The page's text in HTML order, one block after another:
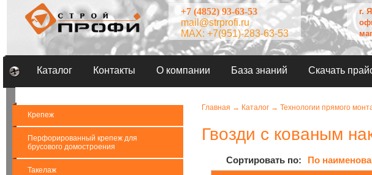
+7 (4852) 93-63-53
mail@strprofi.ru
MAX: +7(951)-283-63-53
г.
Каталог Контакты О компании База знаний Скачать
Крепеж
Перфорированный крепеж для
брусового домостроения
Такелаж
Главная → Каталог → Технологии прямого
Гвозди с кованым
Сортировать по: По